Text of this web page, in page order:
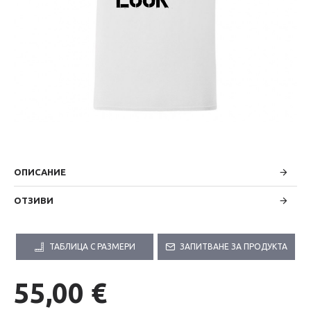
ОПИСАНИЕ
ОТЗИВИ
ТАБЛИЦА С РАЗМЕРИ ЗАПИТВАНЕ ЗА ПРОДУКТА
55,00 €